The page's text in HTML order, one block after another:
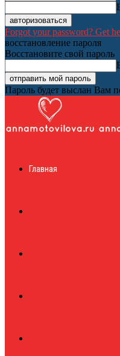
Forgot your password? Get
восстановление пароля
Восстановите свой пароль
Пароль будет выслан Вам
Главная